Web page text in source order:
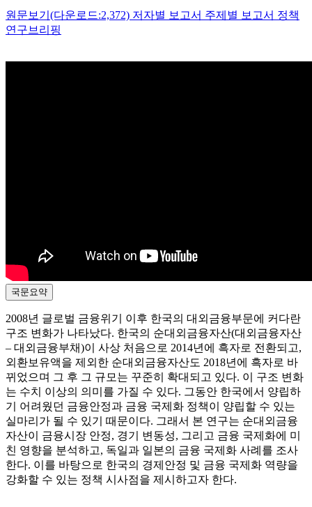
원문보기(다운로드:2,372) 저자별 보고서 주제별 보고서 정책
연구브리핑
국문요약
2008년 글로벌 금융위기 이후 한국의 대외금융부문에 커다란
구조 변화가 나타났다. 한국의 순대외금융자산(대외금융자산
‒ 대외금융부채)이 사상 처음으로 2014년에 흑자로 전환되고,
외환보유액을 제외한 순대외금융자산도 2018년에 흑자로 바
뀌었으며 그 후 그 규모는 꾸준히 확대되고 있다. 이 구조 변화
는 수치 이상의 의미를 가질 수 있다. 그동안 한국에서 양립하
기 어려웠던 금융안정과 금융 국제화 정책이 양립할 수 있는
실마리가 될 수 있기 때문이다. 그래서 본 연구는 순대외금융
자산이 금융시장 안정, 경기 변동성, 그리고 금융 국제화에 미
친 영향을 분석하고, 독일과 일본의 금융 국제화 사례를 조사
한다. 이를 바탕으로 한국의 경제안정 및 금융 국제화 역량을
강화할 수 있는 정책 시사점을 제시하고자 한다.